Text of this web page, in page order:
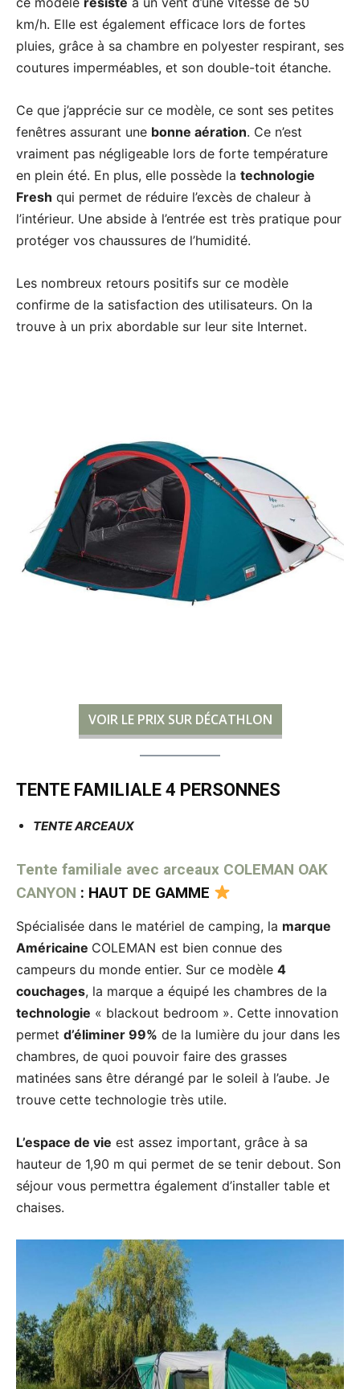
km/h. Elle est également efficace lors de fortes
pluies, grâce à sa chambre en polyester respirant, ses
coutures imperméables, et son double-toit étanche.
Ce que j’apprécie sur ce modèle, ce sont ses petites
fenêtres assurant une bonne aération. Ce n’est
vraiment pas négligeable lors de forte température
en plein été. En plus, elle possède la technologie
Fresh qui permet de réduire l’excès de chaleur à
l’intérieur. Une abside à l’entrée est très pratique pour
protéger vos chaussures de l’humidité.
Les nombreux retours positifs sur ce modèle
confirme de la satisfaction des utilisateurs. On la
trouve à un prix abordable sur leur site Internet.
VOIR LE PRIX SUR DÉCATHLON
TENTE FAMILIALE 4 PERSONNES
TENTE ARCEAUX
Tente familiale avec arceaux COLEMAN OAK
CANYON : HAUT DE GAMME
Spécialisée dans le matériel de camping, la marque
Américaine COLEMAN est bien connue des
campeurs du monde entier. Sur ce modèle 4
couchages, la marque a équipé les chambres de la
technologie « blackout bedroom ». Cette innovation
permet d’éliminer 99% de la lumière du jour dans les
chambres, de quoi pouvoir faire des grasses
matinées sans être dérangé par le soleil à l’aube. Je
trouve cette technologie très utile.
L’espace de vie est assez important, grâce à sa
hauteur de 1,90 m qui permet de se tenir debout. Son
séjour vous permettra également d’installer table et
chaises.